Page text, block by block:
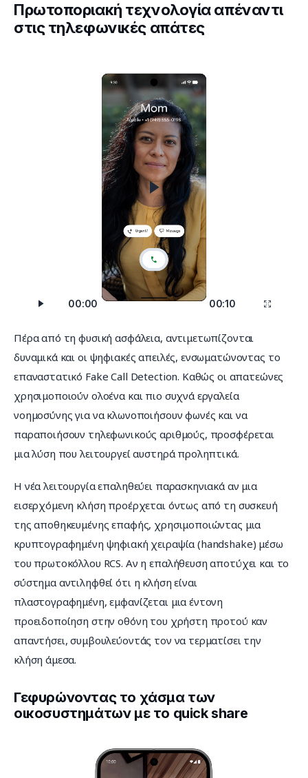
Πρωτοποριακή τεχνολογία απέναντι
στις τηλεφωνικές απάτες
00:00 00:10
Πέρα από τη φυσική ασφάλεια, αντιμετωπίζονται
δυναμικά και οι ψηφιακές απειλές, ενσωματώνοντας το
επαναστατικό Fake Call Detection. Καθώς οι απατεώνες
χρησιμοποιούν ολοένα και πιο συχνά εργαλεία
νοημοσύνης για να κλωνοποιήσουν φωνές και να
παραποιήσουν τηλεφωνικούς αριθμούς, προσφέρεται
μια λύση που λειτουργεί αυστηρά προληπτικά.
Η νέα λειτουργία επαληθεύει παρασκηνιακά αν μια
εισερχόμενη κλήση προέρχεται όντως από τη συσκευή
της αποθηκευμένης επαφής, χρησιμοποιώντας μια
κρυπτογραφημένη ψηφιακή χειραψία (handshake) μέσω
του πρωτοκόλλου RCS. Αν η επαλήθευση αποτύχει και το
σύστημα αντιληφθεί ότι η κλήση είναι
πλαστογραφημένη, εμφανίζεται μια έντονη
προειδοποίηση στην οθόνη του χρήστη προτού καν
απαντήσει, συμβουλεύοντάς τον να τερματίσει την
κλήση άμεσα.
Γεφυρώνοντας το χάσμα των
οικοσυστημάτων με το quick share